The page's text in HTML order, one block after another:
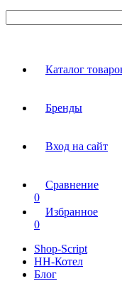
Каталог
Бренды
Вход на сайт
Сравнение
0
Избранное
0
Shop-Script
НН-Котел
Блог